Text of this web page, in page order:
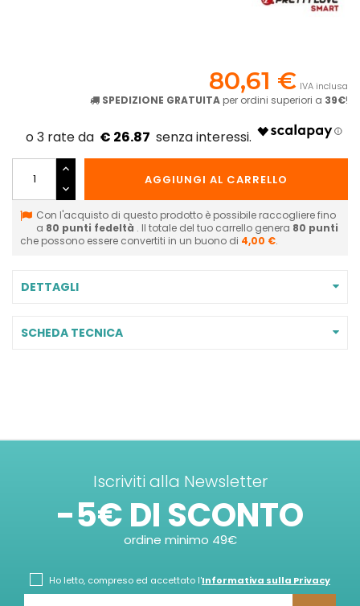
80,61 € IVA inclusa
SPEDIZIONE GRATUITA per ordini superiori a 39€!
€ 26.87
AGGIUNGI AL CARRELLO
Con l'acquisto di questo prodotto è possibile raccogliere fino
a 80 punti fedeltà . Il totale del tuo carrello genera 80 punti
che possono essere convertiti in un buono di 4,00 €.
DETTAGLI
SCHEDA TECNICA
Iscriviti alla Newsletter
-5€ DI SCONTO
ordine minimo 49€
Ho letto, compreso ed accettato l'Informativa sulla Privacy